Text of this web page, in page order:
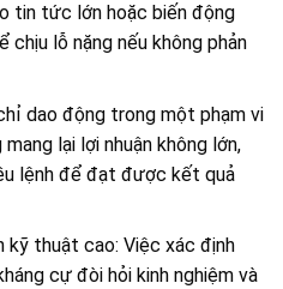
tin tức lớn hoặc biến động
chịu lỗ nặng nếu không phản
dao động trong một phạm vi
lại lợi nhuận không lớn,
lệnh để đạt được kết quả
kỹ thuật cao: Việc xác định
cự đòi hỏi kinh nghiệm và